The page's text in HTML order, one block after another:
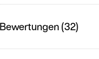
Bewertungen (32)